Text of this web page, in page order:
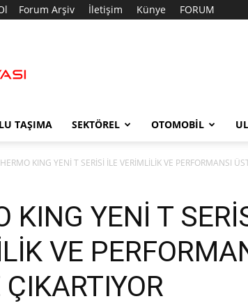
Forum Arşiv İletişim Künye FORUM
TAŞIMA SEKTÖREL OTOMOBIL
KING YENİ T SERİSİ İLE VERİMLİLİK VE PERFORMANSI
KING YENİ T
VE
ÇIKARTIYOR